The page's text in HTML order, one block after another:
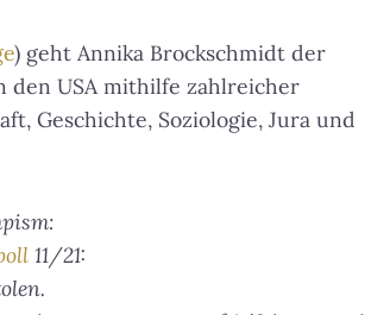
) geht Annika Brockschmidt der
den USA mithilfe zahlreicher
Geschichte, Soziologie, Jura und
11/21: